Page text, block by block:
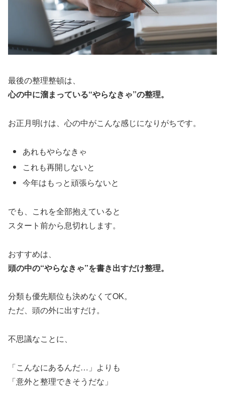
最後の整理整頓は、
心の中に溜まっている“やらなきゃ”の整理。
お正月明けは、心の中がこんな感じになりがちです。
あれもやらなきゃ
これも再開しないと
今年はもっと頑張らないと
でも、これを全部抱えていると
スタート前から息切れします。
おすすめは、
頭の中の“やらなきゃ”を書き出すだけ整理。
分類も優先順位も決めなくてOK。
ただ、頭の外に出すだけ。
不思議なことに、
「こんなにあるんだ…」よりも
「意外と整理できそうだな」